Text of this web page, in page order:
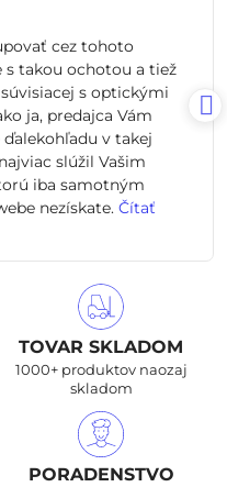
cez tohoto
s takou ochotou a tiež
s optickými
ja, predajca Vám
v takej
slúžil Vašim
iba samotným
nezískate. Čítať
TOVAR SKLADOM
1000+ produktov naozaj
skladom
PORADENSTVO